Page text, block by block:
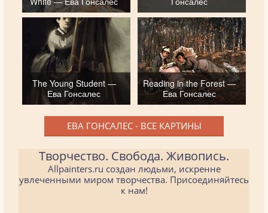
The Young Student —
Ева Гонсалес
Reading in the Forest —
Ева Гонсалес
ЕВА ГОНСАЛЕС - ВСЕ КАРТИНЫ
Творчество. Свобода. Живопись.
Allpainters.ru создан людьми, искренне
увлеченными миром творчества. Присоединяйтесь
к нам!